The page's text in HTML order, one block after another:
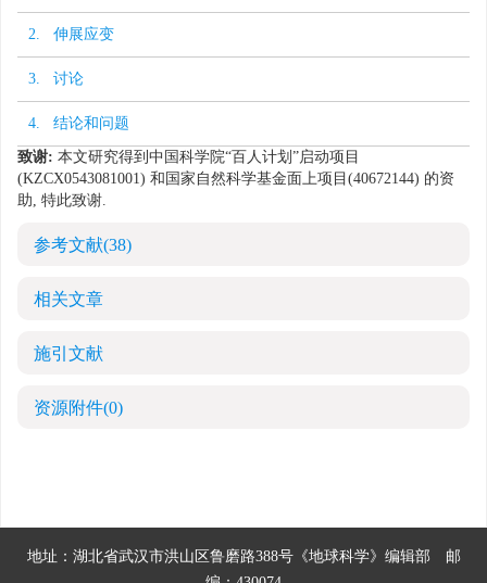
2. 伸展应变
3. 讨论
4. 结论和问题
致谢: 本文研究得到中国科学院“百人计划”启动项目
(KZCX0543081001) 和国家自然科学基金面上项目(40672144) 的资
助, 特此致谢.
参考文献(38)
相关文章
施引文献
资源附件(0)
地址：湖北省武汉市洪山区鲁磨路388号《地球科学》编辑部 邮